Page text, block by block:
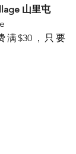
山里屯
满$30，只要